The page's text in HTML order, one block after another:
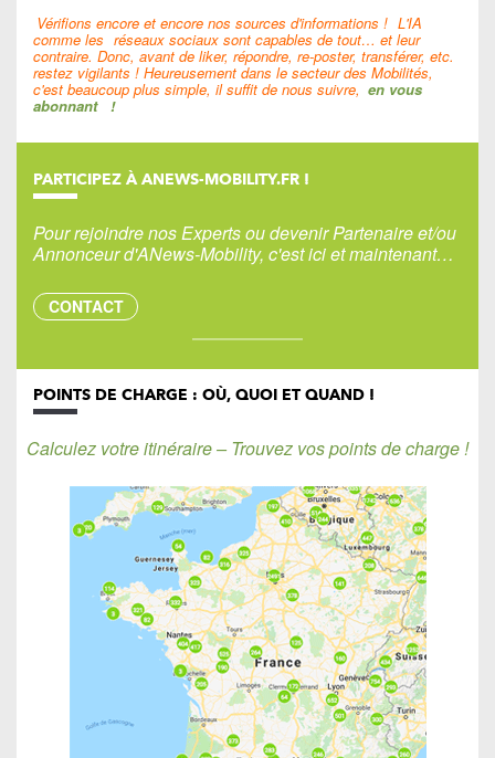
Vérifions encore et encore nos sources d'informations ! L'IA
comme les réseaux sociaux sont capables de tout… et leur
contraire. Donc, avant de liker, répondre, re-poster, transférer, etc.
restez vigilants ! Heureusement dans le secteur des Mobilités,
c'est beaucoup plus simple, il suffit de nous suivre, en vous
abonnant !
PARTICIPEZ À ANEWS-MOBILITY.FR !
Pour rejoindre nos Experts ou devenir Partenaire et/ou
Annonceur d'ANews-Mobility, c'est ici et maintenant…
CONTACT
POINTS DE CHARGE : OÙ, QUOI ET QUAND !
Calculez votre itinéraire – Trouvez vos points de charge !